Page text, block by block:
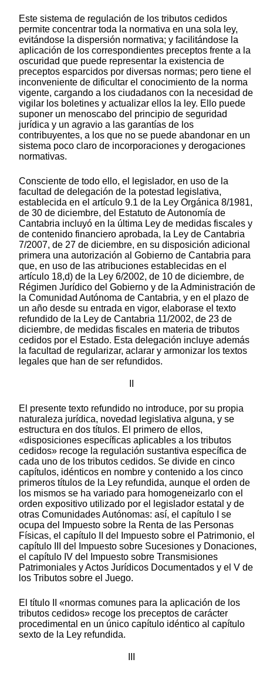
Este sistema de regulación de los tributos cedidos
permite concentrar toda la normativa en una sola ley,
evitándose la dispersión normativa; y facilitándose la
aplicación de los correspondientes preceptos frente a la
oscuridad que puede representar la existencia de
preceptos esparcidos por diversas normas; pero tiene el
inconveniente de dificultar el conocimiento de la norma
vigente, cargando a los ciudadanos con la necesidad de
vigilar los boletines y actualizar ellos la ley. Ello puede
suponer un menoscabo del principio de seguridad
jurídica y un agravio a las garantías de los
contribuyentes, a los que no se puede abandonar en un
sistema poco claro de incorporaciones y derogaciones
normativas.
Consciente de todo ello, el legislador, en uso de la
facultad de delegación de la potestad legislativa,
establecida en el artículo 9.1 de la Ley Orgánica 8/1981,
de 30 de diciembre, del Estatuto de Autonomía de
Cantabria incluyó en la última Ley de medidas fiscales y
de contenido financiero aprobada, la Ley de Cantabria
7/2007, de 27 de diciembre, en su disposición adicional
primera una autorización al Gobierno de Cantabria para
que, en uso de las atribuciones establecidas en el
artículo 18,d) de la Ley 6/2002, de 10 de diciembre, de
Régimen Jurídico del Gobierno y de la Administración de
la Comunidad Autónoma de Cantabria, y en el plazo de
un año desde su entrada en vigor, elaborase el texto
refundido de la Ley de Cantabria 11/2002, de 23 de
diciembre, de medidas fiscales en materia de tributos
cedidos por el Estado. Esta delegación incluye además
la facultad de regularizar, aclarar y armonizar los textos
legales que han de ser refundidos.
El presente texto refundido no introduce, por su propia
naturaleza jurídica, novedad legislativa alguna, y se
estructura en dos títulos. El primero de ellos,
«disposiciones específicas aplicables a los tributos
cedidos» recoge la regulación sustantiva específica de
cada uno de los tributos cedidos. Se divide en cinco
capítulos, idénticos en nombre y contenido a los cinco
primeros títulos de la Ley refundida, aunque el orden de
los mismos se ha variado para homogeneizarlo con el
orden expositivo utilizado por el legislador estatal y de
otras Comunidades Autónomas: así, el capítulo I se
ocupa del Impuesto sobre la Renta de las Personas
Físicas, el capítulo II del Impuesto sobre el Patrimonio, el
capítulo III del Impuesto sobre Sucesiones y Donaciones,
el capítulo IV del Impuesto sobre Transmisiones
Patrimoniales y Actos Jurídicos Documentados y el V de
los Tributos sobre el Juego.
El título II «normas comunes para la aplicación de los
tributos cedidos» recoge los preceptos de carácter
procedimental en un único capítulo idéntico al capítulo
sexto de la Ley refundida.